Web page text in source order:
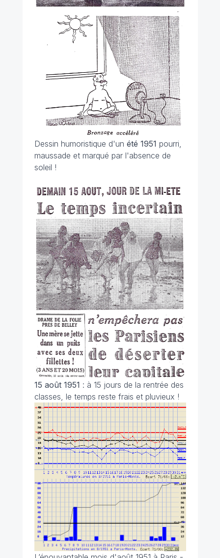
Dessin humoristique d'un été 1951 pourri,
maussade et marqué par l'absence de
soleil !
15 août 1951 : à 15 jours de la rentrée des
classes, le temps reste frais et pluvieux !